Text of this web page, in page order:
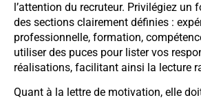
l’attention du recruteur. Privilégiez un
des sections clairement définies :
professionnelle, formation,
utiliser des puces pour lister vos
réalisations, facilitant ainsi la lecture
Quant à la lettre de motivation, elle